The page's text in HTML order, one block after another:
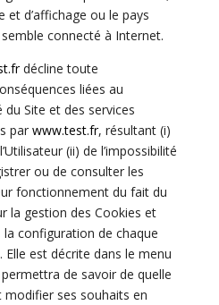
et d’affichage ou le pays
connecté à Internet.
décline toute
liées au
Site et des services
par www.test.fr, résultant (i)
(ii) de l’impossibilité
ou de consulter les
fonctionnement du fait du
la gestion des Cookies et
la configuration de chaque
est décrite dans le menu
de savoir de quelle
modifier ses souhaits en